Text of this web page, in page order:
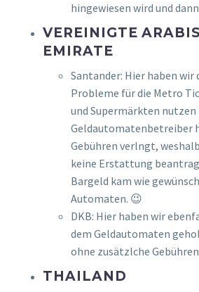
hingewiesen wird und
VEREINIGTE
EMIRATE
Santander: Hier haben
Probleme für die Metro
und Supermärkten nutzen
Geldautomatenbetreiber
Gebühren verlngt,
keine Erstattung
Bargeld kam wie
Automaten. 😉
DKB: Hier haben wir
dem Geldautomaten
ohne zusätzlche
THAILAND